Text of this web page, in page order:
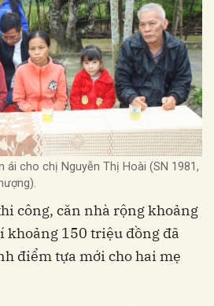
ái cho chị Nguyễn Thị Hoài (SN 1981,
công, căn nhà rộng khoảng
khoảng 150 triệu đồng đã
điểm tựa mới cho hai mẹ